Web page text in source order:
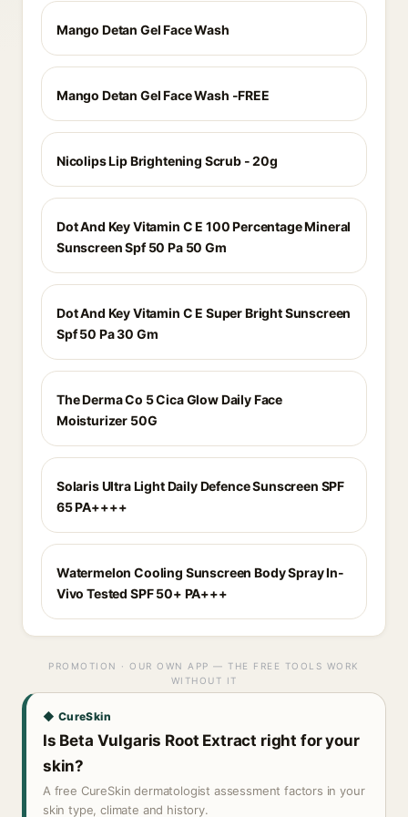
Mango Detan Gel Face Wash
Mango Detan Gel Face Wash -FREE
Nicolips Lip Brightening Scrub - 20g
Dot And Key Vitamin C E 100 Percentage Mineral
Sunscreen Spf 50 Pa 50 Gm
Dot And Key Vitamin C E Super Bright Sunscreen
Spf 50 Pa 30 Gm
The Derma Co 5 Cica Glow Daily Face
Moisturizer 50G
Solaris Ultra Light Daily Defence Sunscreen SPF
65 PA++++
Watermelon Cooling Sunscreen Body Spray In-
Vivo Tested SPF 50+ PA+++
PROMOTION · OUR OWN APP — THE FREE TOOLS WORK
WITHOUT IT
◆ CureSkin
Is Beta Vulgaris Root Extract right for your
skin?
A free CureSkin dermatologist assessment factors in your
skin type, climate and history.